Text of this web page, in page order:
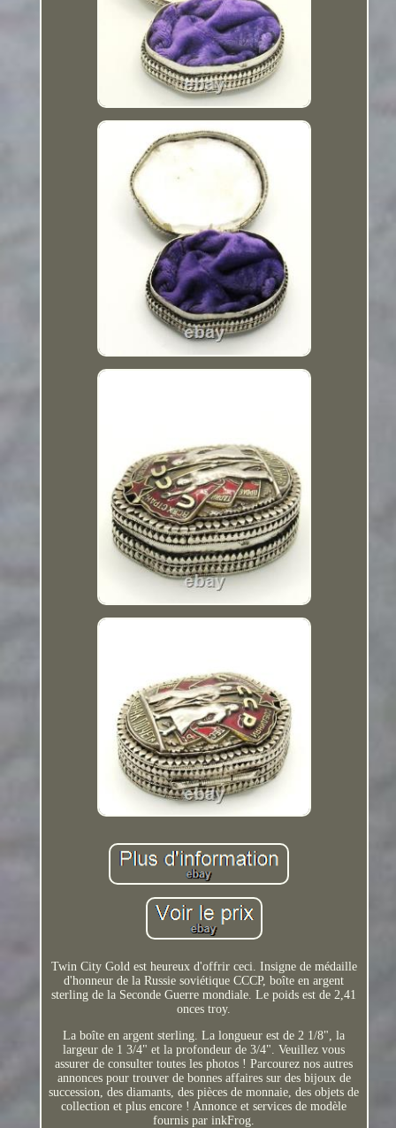
Twin City Gold est heureux d'offrir ceci. Insigne de médaille
d'honneur de la Russie soviétique CCCP, boîte en argent
sterling de la Seconde Guerre mondiale. Le poids est de 2,41
onces troy.
La boîte en argent sterling. La longueur est de 2 1/8", la
largeur de 1 3/4" et la profondeur de 3/4". Veuillez vous
assurer de consulter toutes les photos ! Parcourez nos autres
annonces pour trouver de bonnes affaires sur des bijoux de
succession, des diamants, des pièces de monnaie, des objets de
collection et plus encore ! Annonce et services de modèle
fournis par inkFrog.